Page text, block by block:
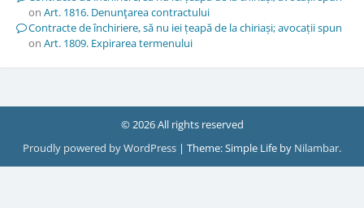
on Art. 1816. Denunţarea contractului
Contracte de închiriere, să nu iei țeapă de la chiriași; avocații spun
on Art. 1809. Expirarea termenului
© 2026 All rights reserved
Proudly powered by WordPress | Theme: Simple Life by Nilambar.